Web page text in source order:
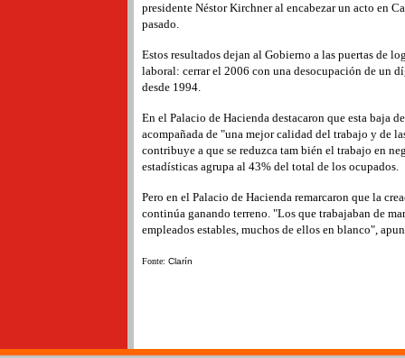
presidente Néstor Kirchner al encabezar un acto en
pasado.
Estos resultados dejan al Gobierno a las puertas de
laboral: cerrar el 2006 con una desocupación de un
desde 1994.
En el Palacio de Hacienda destacaron que esta baja
acompañada de "una mejor calidad del trabajo y de
contribuye a que se reduzca tam bién el trabajo en
estadísticas agrupa al 43% del total de los ocupados.
Pero en el Palacio de Hacienda remarcaron que la
continúa ganando terreno. "Los que trabajaban de
empleados estables, muchos de ellos en blanco",
Fonte: Clarín